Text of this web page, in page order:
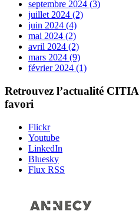
septembre 2024 (3)
juillet 2024 (2)
juin 2024 (4)
mai 2024 (2)
avril 2024 (2)
mars 2024 (9)
février 2024 (1)
Retrouvez l’actualité CITIA
favori
Flickr
Youtube
LinkedIn
Bluesky
Flux RSS